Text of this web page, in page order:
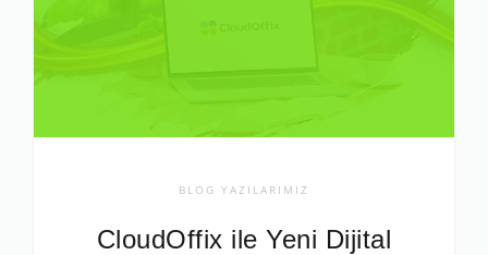
BLOG YAZILARIMIZ
CloudOffix ile Yeni Dijital